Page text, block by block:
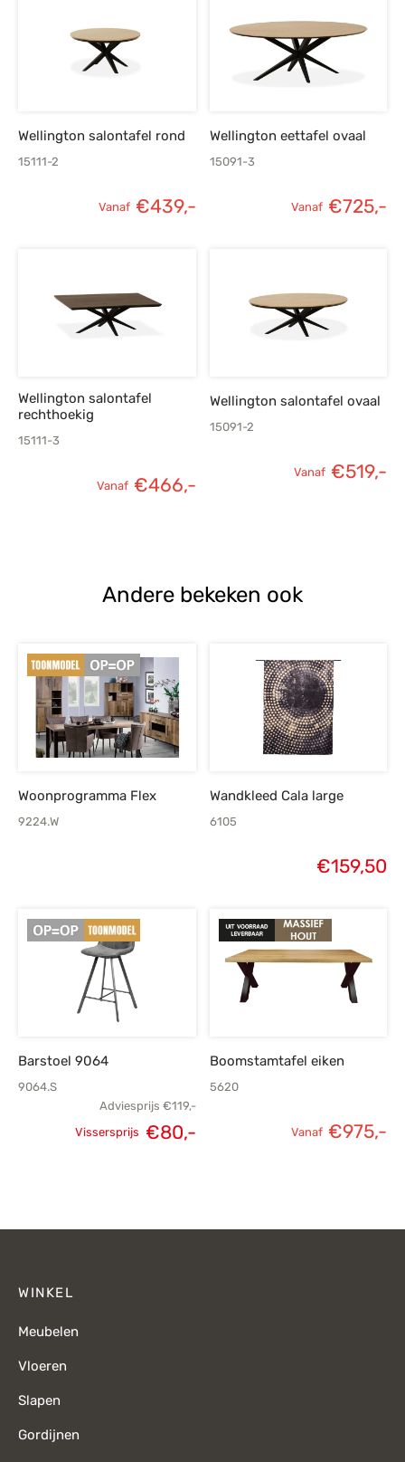
Wellington salontafel rond
15111-2
Vanaf €439,-
Wellington eettafel ovaal
15091-3
Vanaf €725,-
Wellington salontafel
rechthoekig
15111-3
Vanaf €466,-
Wellington salontafel ovaal
15091-2
Vanaf €519,-
Andere bekeken ook
Woonprogramma Flex
9224.W
Wandkleed Cala large
6105
€159,50
Barstoel 9064
9064.S
Adviesprijs €119,-
Vissersprijs €80,-
Boomstamtafel eiken
5620
Vanaf €975,-
WINKEL
Meubelen
Vloeren
Slapen
Gordijnen